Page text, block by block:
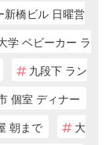
新橋ビル 日曜営
学 ベビーカー ラ
九段下 ラン
個室 ディナー
朝まで
大